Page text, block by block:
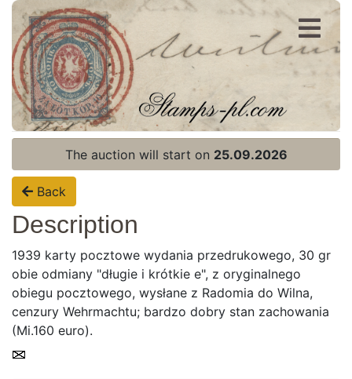
Register
Login
The auction will start on 25.09.2026
Back
Description
1939 karty pocztowe wydania przedrukowego, 30 gr
obie odmiany "długie i krótkie e", z oryginalnego
obiegu pocztowego, wysłane z Radomia do Wilna,
cenzury Wehrmachtu; bardzo dobry stan zachowania
(Mi.160 euro).